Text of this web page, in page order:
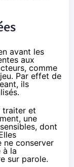
avant les
aux
comme
Par effet de
ils
traiter et
une
dont
ne conserver
à la
sur parole.